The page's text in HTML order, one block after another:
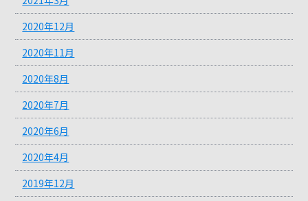
2020年12月
2020年11月
2020年8月
2020年7月
2020年6月
2020年4月
2019年12月